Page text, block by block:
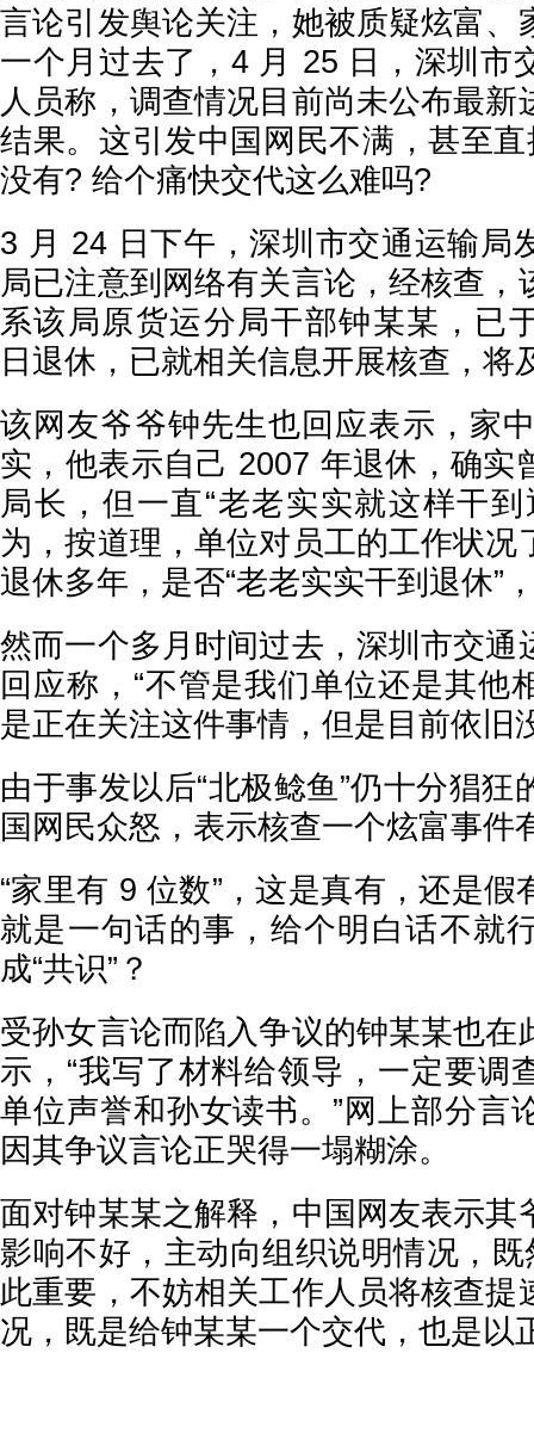
言论引发舆论关注，她被质疑炫富、
一个月过去了，4 月 25 日，深圳市
人员称，调查情况目前尚未公布最新
结果。这引发中国网民不满，甚至
没有? 给个痛快交代这么难吗?
3 月 24 日下午，深圳市交通运输局
局已注意到网络有关言论，经核查，
系该局原货运分局干部钟某某，已
日退休，已就相关信息开展核查，将
该网友爷爷钟先生也回应表示，家
实，他表示自己 2007 年退休，确实
局长，但一直“老老实实就这样干
为，按道理，单位对员工的工作状况
退休多年，是否“老老实实干到退休”
然而一个多月时间过去，深圳市交通
回应称，“不管是我们单位还是其他
是正在关注这件事情，但是目前依旧
由于事发以后“北极鲶鱼”仍十分猖狂
国网民众怒，表示核查一个炫富事件
“家里有 9 位数”，这是真有，还是
就是一句话的事，给个明白话不就
成“共识”？
受孙女言论而陷入争议的钟某某也在
示，“我写了材料给领导，一定要调
单位声誉和孙女读书。”网上部分言
因其争议言论正哭得一塌糊涂。
面对钟某某之解释，中国网友表示其
影响不好，主动向组织说明情况，既
此重要，不妨相关工作人员将核查提
况，既是给钟某某一个交代，也是以